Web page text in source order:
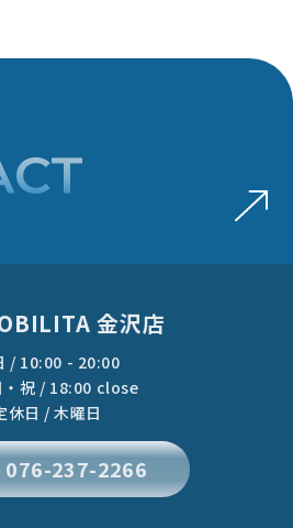
金沢店
/ 10:00 - 20:00
・祝 / 18:00 close
休日 / 木曜日
076-237-2266